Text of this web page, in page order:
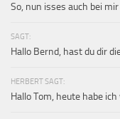
So, nun isses auch bei
SAGT:
Hallo Bernd, hast du dir
HERBERT SAGT:
Hallo Tom, heute habe